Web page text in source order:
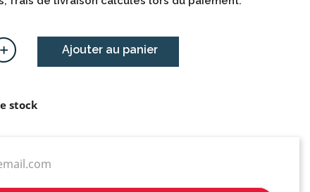
+
stock
Ajouter au panier